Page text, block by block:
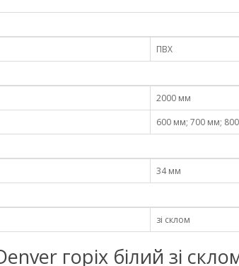
ПВХ
2000 мм
600 мм; 700 мм;
34 мм
зі склом
горіх білий зі